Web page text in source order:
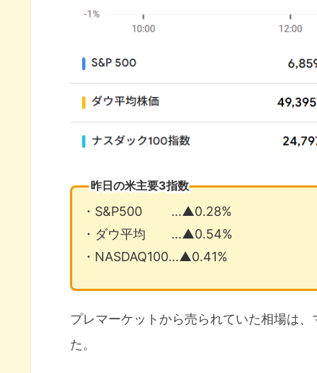
昨日の米主要3指数
・S&P500 …▲0.28%
・ダウ平均 …▲0.54%
・NASDAQ100…▲0.41%
プレマーケットから売られていた相場は
た。